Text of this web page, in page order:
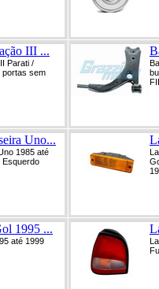
III ...
Parati /
portas sem
Uno...
1985 até
Esquerdo
1995 ...
até 1999